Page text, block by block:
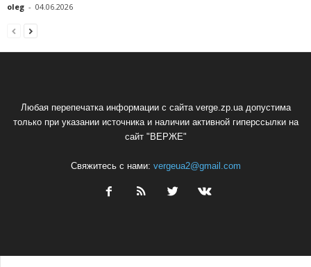
oleg - 04.06.2026
Любая перепечатка информации с сайта verge.zp.ua допустима
только при указании источника и наличии активной гиперссылки на
сайт "ВЕРЖЕ"
Свяжитесь с нами: vergeua2@gmail.com